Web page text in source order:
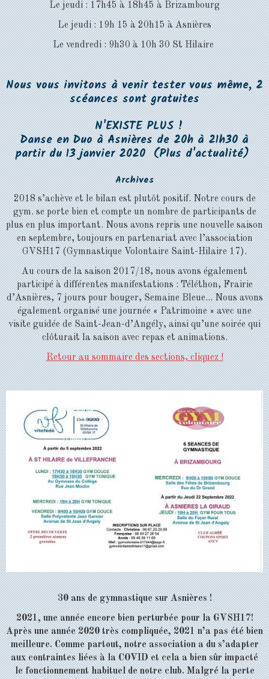
Le jeudi : 17h45 à 18h45 à Brizambourg
Le jeudi : 19h 15 à 20h15 à Asnières
Le vendredi : 9h30 à 10h 30 St Hilaire
Nous vous invitons à venir tester vous même, 2
scéances sont gratuites
N'EXISTE PLUS !
Danse en Duo à Asnières de 20h à 21h30 à
partir du 13 janvier 2020 (Plus d'actualité)
Archives
2018 s’achève et le bilan est plutôt positif. Notre cours de
gym. se porte bien et compte un nombre de participants de
plus en plus important. Nous avons repris une nouvelle saison
en septembre, toujours en partenariat avec l’association
GVSH17 (Gymnastique Volontaire Saint-Hilaire 17).
Au cours de la saison 2017/18, nous avons également
participé à différentes manifestations : Téléthon, Frairie
d’Asnières, 7 jours pour bouger, Semaine Bleue... Nous avons
également organisé une journée « Patrimoine » avec une
visite guidée de Saint-Jean-d’Angély, ainsi qu’une soirée qui
clôturait la saison avec repas et animations.
Retour au sommaire des sections, cliquez !
30 ans de gymnastique sur Asnières !
2021, une année encore bien perturbée pour la GVSH17!
Après une année 2020 très compliquée, 2021 n’a pas été bien
meilleure. Comme partout, notre association a du s’adapter
aux contraintes liées à la COVID et cela a bien sûr impacté
le fonctionnement habituel de notre club. Malgré la perte